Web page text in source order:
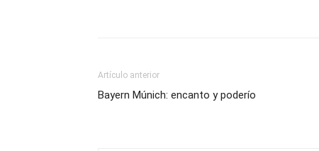
Artículo anterior
Bayern Múnich: encanto y poderío